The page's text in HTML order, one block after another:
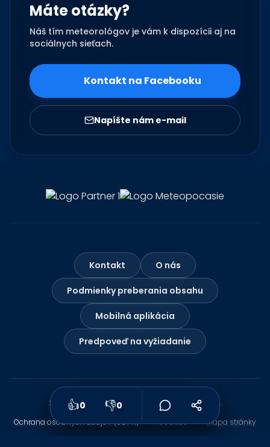
Máte otázky?
Náš tím meteorológov je vám k dispozícii aj na
sociálnych sieťach.
Kontakt na Facebooku
Napíšte nám e-mail
👍0 👎0
Kontakt O nás
Podmienky preberania obsahu
Mobilná aplikácia
Predpoveď na vyžiadanie
2026 Meteo Slovensko. Všetky práva vyhradené.
Ochrana osobných údajov (GDPR)
Cookies Mapa stránky